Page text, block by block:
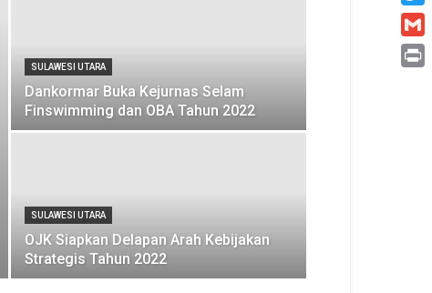
SULAWESI UTARA
Dankormar Buka Kejurnas Selam
Finswimming dan OBA Tahun 2022
SULAWESI UTARA
OJK Siapkan Delapan Arah Kebijakan
Strategis Tahun 2022